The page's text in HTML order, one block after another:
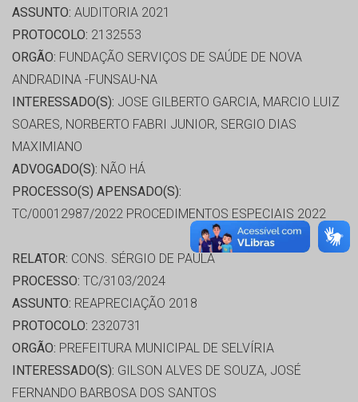
ASSUNTO: AUDITORIA 2021
PROTOCOLO: 2132553
ORGÃO: FUNDAÇÃO SERVIÇOS DE SAÚDE DE NOVA
ANDRADINA -FUNSAU-NA
INTERESSADO(S): JOSE GILBERTO GARCIA, MARCIO LUIZ
SOARES, NORBERTO FABRI JUNIOR, SERGIO DIAS
MAXIMIANO
ADVOGADO(S): NÃO HÁ
PROCESSO(S) APENSADO(S):
TC/00012987/2022 PROCEDIMENTOS ESPECIAIS 2022
RELATOR: CONS. SÉRGIO DE PAULA
PROCESSO: TC/3103/2024
ASSUNTO: REAPRECIAÇÃO 2018
PROTOCOLO: 2320731
ORGÃO: PREFEITURA MUNICIPAL DE SELVÍRIA
INTERESSADO(S): GILSON ALVES DE SOUZA, JOSÉ
FERNANDO BARBOSA DOS SANTOS